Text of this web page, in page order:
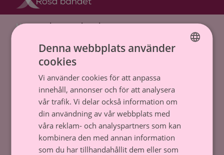
Hem»Minun tarinani
Cancerstiftelsen sr (FO-nummer 0237165-7)
Backasgatan 2, 00500 Helsingfors,
Tfn. 09 135 331
Dataskydd och register
Tillstånd till penninginsamling
Kontakta oss
Denna webbplats använder
cookies
Vi använder cookies för att anpassa
innehåll, annonser och för att analysera
vår trafik. Vi delar också information om
din användning av vår webbplats med
våra reklam- och analyspartners som kan
kombinera den med annan information
som du har tillhandahållit dem eller som